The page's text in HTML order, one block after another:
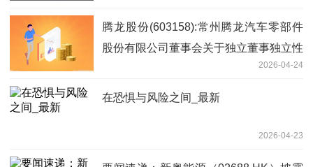
腾龙股份(603158):常州腾龙汽车零部件
股份有限公司董事会关于独立董事独立性
2026-04-24
在恐惧与风险之间_最新
2026-04-23